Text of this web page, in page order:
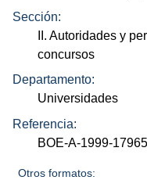
Sección:
II. Autoridades y
concursos
Departamento:
Universidades
Referencia:
BOE-A-1999-17965
Otros formatos: